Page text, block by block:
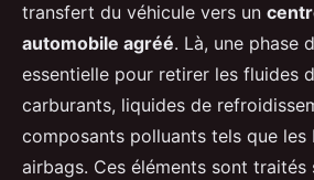
transfert du véhicule vers un
automobile agréé. Là, une phase
essentielle pour retirer les fluides
carburants, liquides de
composants polluants tels que les
airbags. Ces éléments sont traités